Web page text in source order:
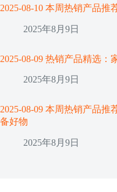
2025-08-10 本周热销产品推
2025年8月9日
2025-08-09 热销产品精选：
2025年8月9日
2025-08-09 本周热销产品
备好物
2025年8月9日